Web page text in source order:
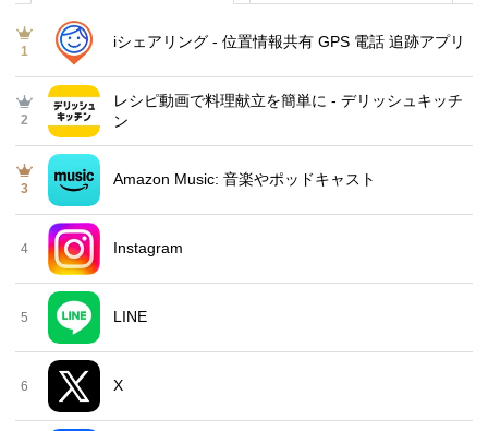
1
iシェアリング - 位置情報共有 GPS 電話 追跡アプリ
2
レシピ動画で料理献立を簡単‪に - デリッシュキッチ
ン
3
Amazon Music: 音楽やポッドキャスト
4 Instagram
5 LINE
6 X